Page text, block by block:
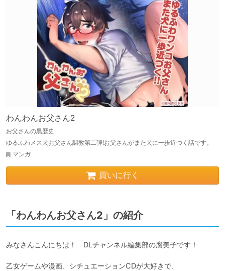
わんわんお父さん2
お父さんの黒歴史
ゆるふわメス犬お父さん調教第二弾!お父さんがまた犬に一歩近づく話です。
マンガ
買いに行く
「わんわんお父さん2」の紹介
みなさんこんにちは！　DLチャンネル編集部の腐美子です！
乙女ゲームや漫画、シチュエーションCDが大好きで、